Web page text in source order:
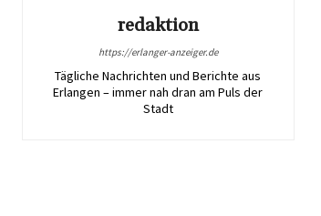
redaktion
https://erlanger-anzeiger.de
Tägliche Nachrichten und Berichte aus
Erlangen – immer nah dran am Puls der
Stadt